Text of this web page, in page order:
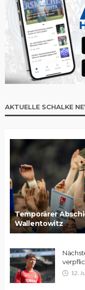
AKTUELLE SCHALKE
Temporärer
Wallentowitz
12.